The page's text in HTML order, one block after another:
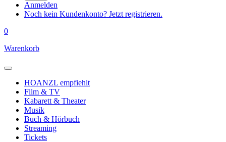
Anmelden
Noch kein Kundenkonto? Jetzt registrieren.
0
Warenkorb
HOANZL empfiehlt
Film & TV
Kabarett & Theater
Musik
Buch & Hörbuch
Streaming
Tickets